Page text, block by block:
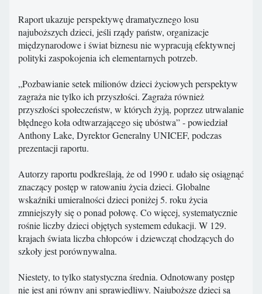
Raport ukazuje perspektywę dramatycznego losu
najuboższych dzieci, jeśli rządy państw, organizacje
międzynarodowe i świat biznesu nie wypracują efektywnej
polityki zaspokojenia ich elementarnych potrzeb.
„Pozbawianie setek milionów dzieci życiowych perspektyw
zagraża nie tylko ich przyszłości. Zagraża również
przyszłości społeczeństw, w których żyją, poprzez utrwalanie
błędnego koła odtwarzającego się ubóstwa” - powiedział
Anthony Lake, Dyrektor Generalny UNICEF, podczas
prezentacji raportu.
Autorzy raportu podkreślają, że od 1990 r. udało się osiągnąć
znaczący postęp w ratowaniu życia dzieci. Globalne
wskaźniki umieralności dzieci poniżej 5. roku życia
zmniejszyły się o ponad połowę. Co więcej, systematycznie
rośnie liczby dzieci objętych systemem edukacji. W 129.
krajach świata liczba chłopców i dziewcząt chodzących do
szkoły jest porównywalna.
Niestety, to tylko statystyczna średnia. Odnotowany postęp
nie jest ani równy ani sprawiedliwy. Najuboższe dzieci są